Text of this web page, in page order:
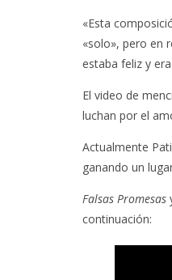
«Esta
«solo», pero en
estaba feliz y
El video de
luchan por el
Actualmente
ganando un
Falsas Promesas
continuación: